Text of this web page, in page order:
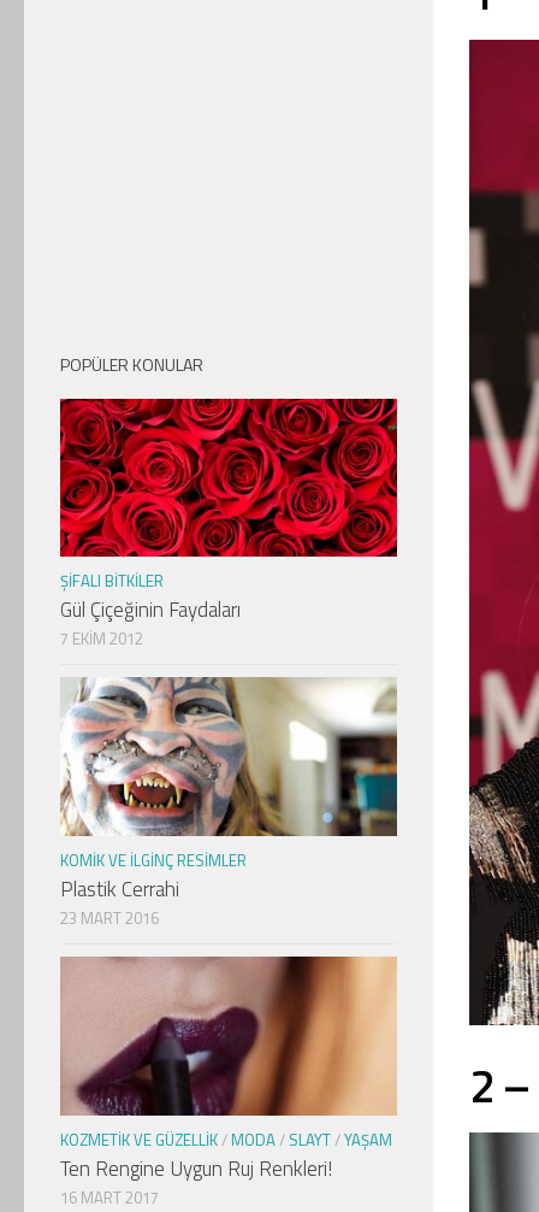
2
POPÜLER KONULAR
ŞIFALI BITKILER
Gül Çiçeğinin Faydaları
7 EKIM 2012
KOMIK VE İLGINÇ RESIMLER
Plastik Cerrahi
23 MART 2016
KOZMETIK VE GÜZELLIK/ MODA/ SLAYT/YAŞAM
Ten Rengine Uygun Ruj Renkleri!
16 MART 2017